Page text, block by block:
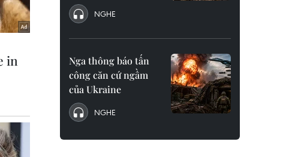
NGHE
Nga thông báo tấn
công căn cứ ngầm
của Ukraine
NGHE